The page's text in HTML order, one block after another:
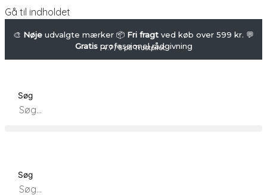
Gå til indholdet
🎨 Nøje udvalgte mærker 📦 Fri fragt ved køb over 599 kr. 💬
Gratisprofessionel rådgivning
4.7 / 5 på Trustpilot
Søg
Søg